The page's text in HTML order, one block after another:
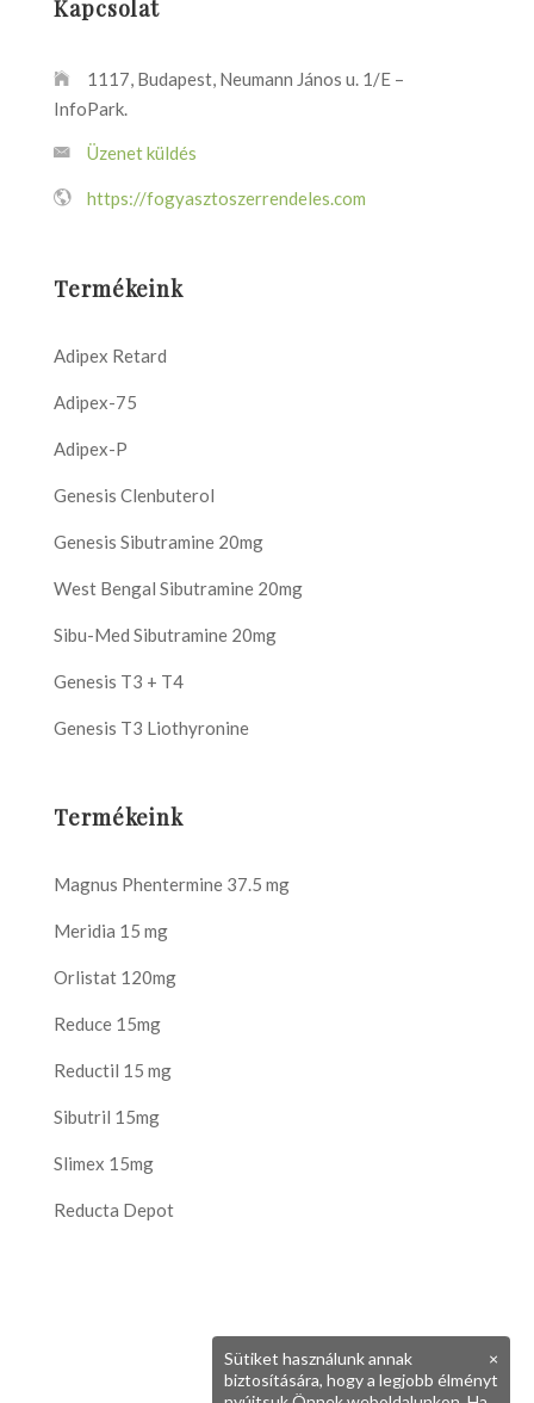
Kapcsolat
1117, Budapest, Neumann János u. 1/E –
InfoPark.
Üzenet küldés
https://fogyasztoszerrendeles.com
Termékeink
Adipex Retard
Adipex-75
Adipex-P
Genesis Clenbuterol
Genesis Sibutramine 20mg
West Bengal Sibutramine 20mg
Sibu-Med Sibutramine 20mg
Genesis T3 + T4
Genesis T3 Liothyronine
Termékeink
Magnus Phentermine 37.5 mg
Meridia 15 mg
Orlistat 120mg
Reduce 15mg
Reductil 15 mg
Sibutril 15mg
Slimex 15mg
Reducta Depot
×
Sütiket használunk annak
biztosítására, hogy a legjobb élményt